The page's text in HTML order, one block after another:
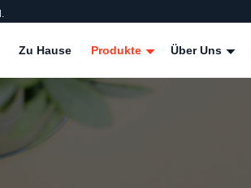
Zu Hause Produkte Über Uns